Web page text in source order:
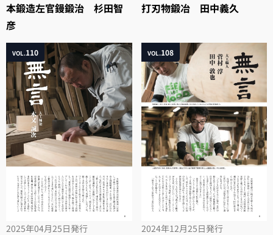
本鍛造左官鏝鍛治 杉田智
彦
打刃物鍛冶 田中義久
VOL.110
2025年04月25日発行
VOL.108
2024年12月25日発行